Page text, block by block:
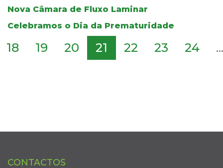
Nova Câmara de Fluxo Laminar
Celebramos o Dia da Prematuridade
18 19 20 21 22 23 24 ...
CONTACTOS